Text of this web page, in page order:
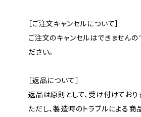
［ご注文キャンセルについて］
ご注文のキャンセルはできません
ださい。
［返品について］
返品は原則として、受け付けており
ただし、製造時のトラブルによる